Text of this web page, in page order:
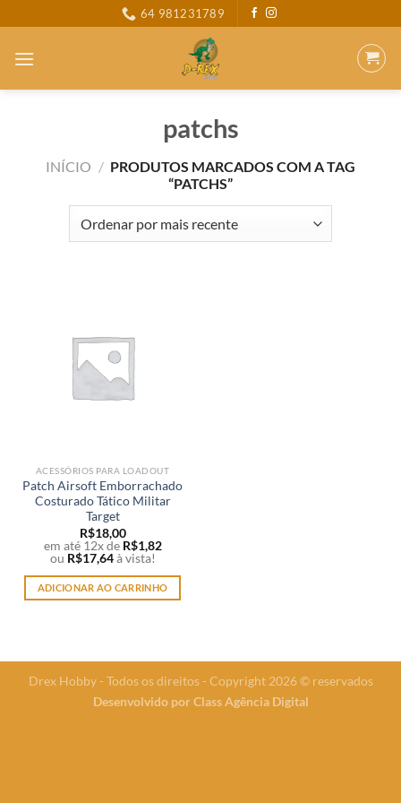
to
content
64 981231789
patchs
INÍCIO / PRODUTOS MARCADOS COM A TAG
“PATCHS”
ACESSÓRIOS PARA LOADOUT
Patch Airsoft Emborrachado
Costurado Tático Militar
Target
R$18,00
em até 12x de R$1,82
ou R$17,64 à vista!
ADICIONAR AO CARRINHO
Drex Hobby - Todos os direitos - Copyright 2026 © reservados
Desenvolvido porClass Agência Digital